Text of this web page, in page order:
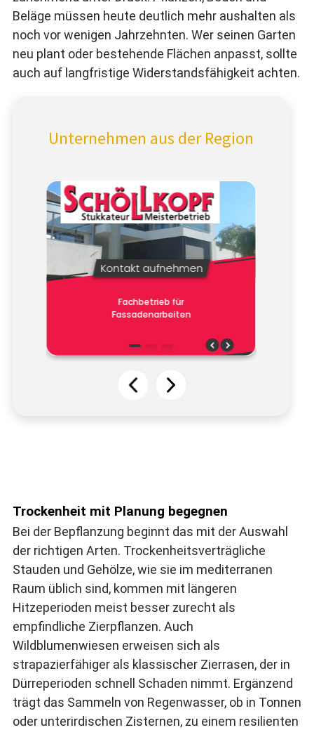
Beläge müssen heute deutlich mehr aushalten als
noch vor wenigen Jahrzehnten. Wer seinen Garten
neu plant oder bestehende Flächen anpasst, sollte
auch auf langfristige Widerstandsfähigkeit achten.
Unternehmen aus der Region
Trockenheit mit Planung begegnen
Bei der Bepflanzung beginnt das mit der Auswahl
der richtigen Arten. Trockenheitsverträgliche
Stauden und Gehölze, wie sie im mediterranen
Raum üblich sind, kommen mit längeren
Hitzeperioden meist besser zurecht als
empfindliche Zierpflanzen. Auch
Wildblumenwiesen erweisen sich als
strapazierfähiger als klassischer Zierrasen, der in
Dürreperioden schnell Schaden nimmt. Ergänzend
trägt das Sammeln von Regenwasser, ob in Tonnen
oder unterirdischen Zisternen, zu einem resilienten